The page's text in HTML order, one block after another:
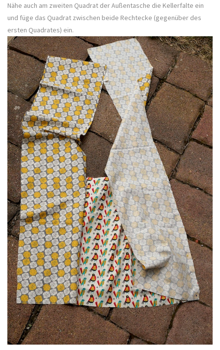
Nähe auch am zweiten Quadrat der Außentasche die Kellerfalte ein
und füge das Quadrat zwischen beide Rechtecke (gegenüber des
ersten Quadrates) ein.